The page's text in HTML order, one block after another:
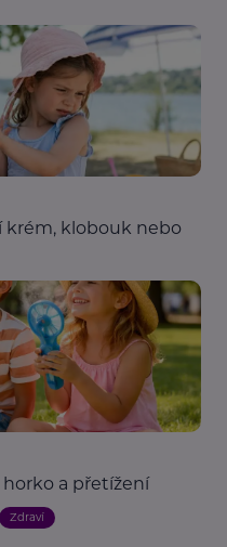
krém, klobouk nebo
a přetížení
Zdraví